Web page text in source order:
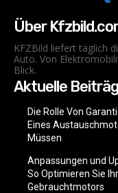
Über
KFZBild liefert täglich
Auto. Von
Blick.
Aktuelle
Die Rolle Von
Eines
Müssen
Anpassungen und
So Optimieren Sie
Gebrauchtmotors